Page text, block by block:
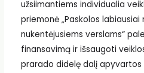
užsiimantiems individualia
priemonė „Paskolos labiausiai
nukentėjusiems verslams“
finansavimą ir išsaugoti
prarado didelę dalį apyvartos